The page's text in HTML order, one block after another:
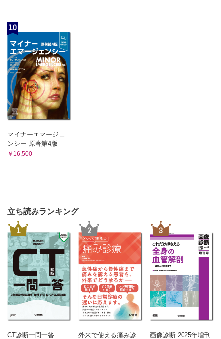
10
マイナーエマージェ
ンシー 原著第4版
￥16,500
立ち読みランキング
1
CT診断一問一答
2
外来で使える痛み診
3
画像診断 2025年増刊